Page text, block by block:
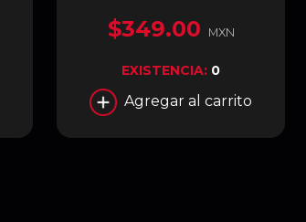
$349.00 MXN
EXISTENCIA: 0
Agregar al carrito